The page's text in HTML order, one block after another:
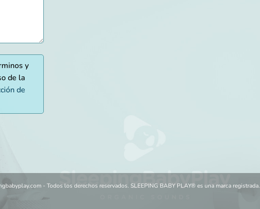
y
de la
de
- Todos los derechos reservados. SLEEPING BABY PLAY® es una marca registrada.